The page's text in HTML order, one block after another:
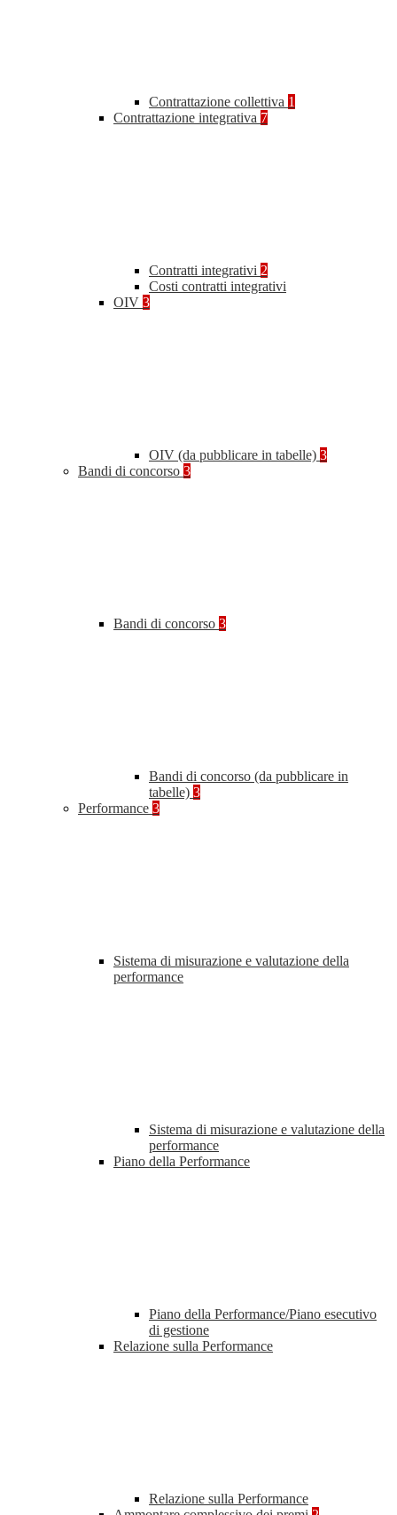
Contrattazione collettiva 1
Contrattazione integrativa 7
Contratti integrativi 2
Costi contratti integrativi
OIV 3
OIV (da pubblicare in tabelle) 3
Bandi di concorso 3
Bandi di concorso 3
Bandi di concorso (da pubblicare in
tabelle) 3
Performance 3
Sistema di misurazione e valutazione della
performance
Sistema di misurazione e valutazione della
performance
Piano della Performance
Piano della Performance/Piano esecutivo
di gestione
Relazione sulla Performance
Relazione sulla Performance